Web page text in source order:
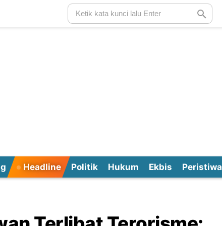
Headline Politik Hukum Ekbis Peristiwa